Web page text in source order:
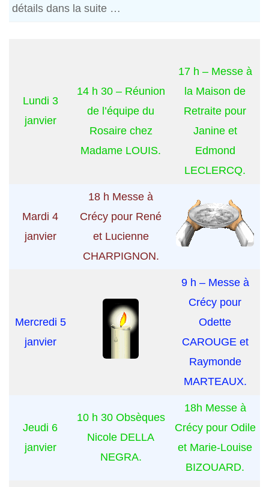
détails dans la suite …
Lundi 3
janvier
14 h 30 – Réunion
de l’équipe du
Rosaire chez
Madame LOUIS.
17 h – Messe à
la Maison de
Retraite pour
Janine et
Edmond
LECLERCQ.
Mardi 4
janvier
18 h Messe à
Crécy pour René
et Lucienne
CHARPIGNON.
Mercredi 5
janvier
9 h – Messe à
Crécy pour
Odette
CAROUGE et
Raymonde
MARTEAUX.
Jeudi 6
janvier
10 h 30 Obsèques
Nicole DELLA
NEGRA.
18h Messe à
Crécy pour Odile
et Marie-Louise
BIZOUARD.